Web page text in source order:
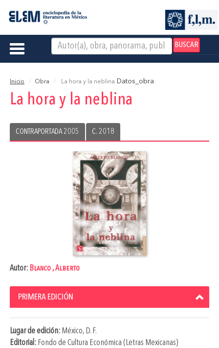
BUSCAR
Toggle
Inicio Obra La hora y la neblina Datos_obra
La hora y la neblina
CONTRAPORTADA 2005 C. 2018
Autor: Blanco , Alberto
PRIMERA EDICIÓN
Lugar de edición: México, D. F.
Editorial: Fondo de Cultura Económica (Letras Mexicanas)